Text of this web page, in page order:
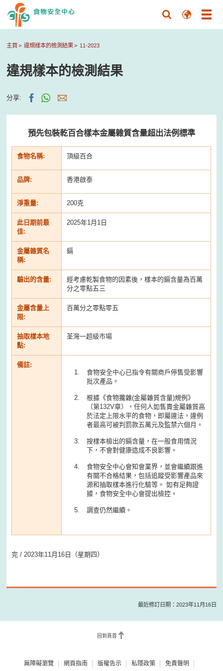
主頁 違規樣本的檢測結果 11-2023
違規樣本的檢測結果
分享:
預先包裝乾百合樣本金屬雜質含量超出法例標準
食物名稱: 頂級百合
品牌: 香港啟泰
淨重量: 200克
此日期前最
佳:
2025年1月1日
金屬雜質名
稱:
鎘
驗出的含量:
經考慮乾製食物的因素後，樣本的鎘含量為百萬
分之零點五三
金屬含量上
限:
百萬分之零點零五
抽取樣本地
點:
荃灣一超級市場
備註:
食物安全中心已指令有關商戶停售受影響
批次產品。
根據《食物攙雜(金屬雜質含量)規例》
（第132V章），任何人如售賣金屬雜質高
於法定上限水平的食物，即屬違法，違例
者最高可被判罰款五萬元及監禁六個月。
按樣本檢出的鎘含量，在一般食用情況
下，不會對健康造成不良影響。
食物安全中心會知會業界，並會繼續跟進
有關不合格結果，包括追蹤受影響產品來
源和抽取樣本進行化驗等。 如有足夠證
據，食物安全中心會提出檢控。
調查仍然繼續。
完 / 2023年11月16日（星期四）
最近修訂日期：2023年11月16日
回到頁首
無障礙瀏覽 網頁指南 版權告示 私隱政策 免責聲明